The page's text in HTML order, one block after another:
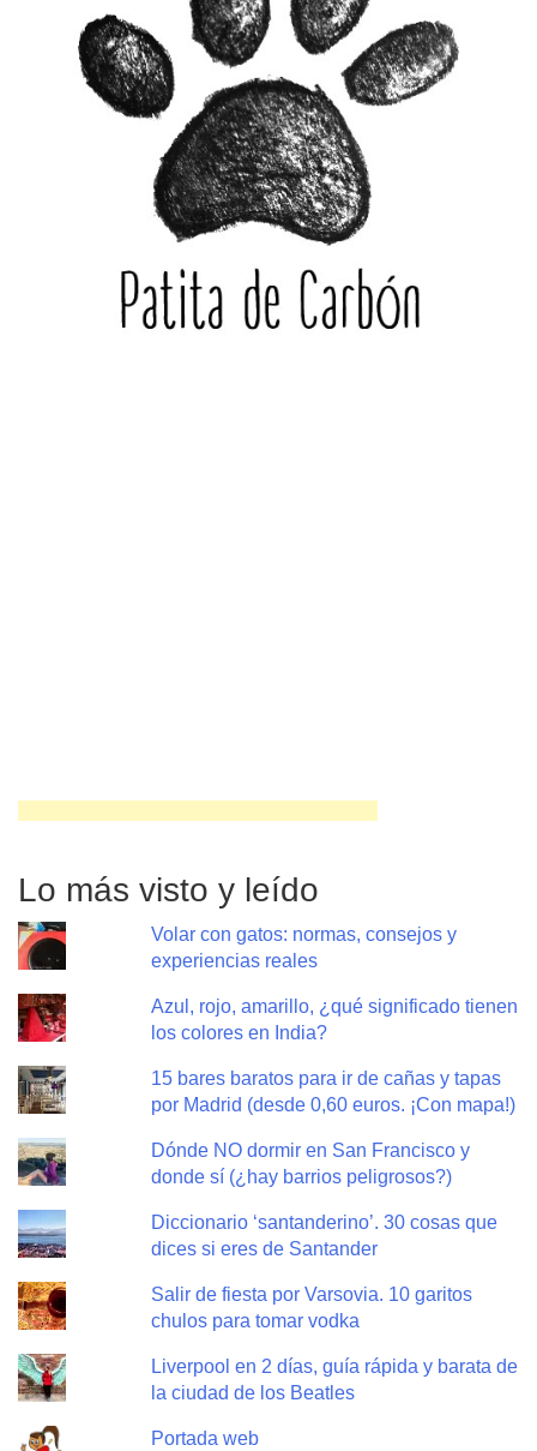
Lo más visto y leído
Volar con gatos: normas, consejos y
experiencias reales
Azul, rojo, amarillo, ¿qué significado tienen
los colores en India?
15 bares baratos para ir de cañas y tapas
por Madrid (desde 0,60 euros. ¡Con mapa!)
Dónde NO dormir en San Francisco y
donde sí (¿hay barrios peligrosos?)
Diccionario ‘santanderino’. 30 cosas que
dices si eres de Santander
Salir de fiesta por Varsovia. 10 garitos
chulos para tomar vodka
Liverpool en 2 días, guía rápida y barata de
la ciudad de los Beatles
Portada web